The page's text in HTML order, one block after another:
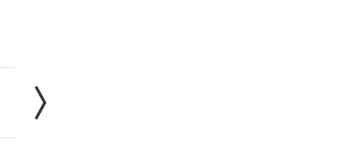
Жердевский округ